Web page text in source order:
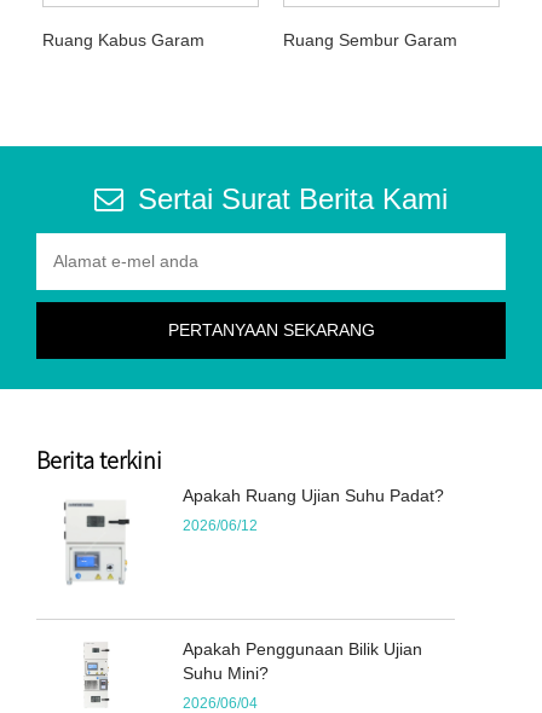
Ruang Kabus Garam Ruang Sembur Garam
Sertai Surat Berita Kami
Berita terkini
Apakah Ruang Ujian Suhu Padat?
2026/06/12
Apakah Penggunaan Bilik Ujian
Suhu Mini?
2026/06/04